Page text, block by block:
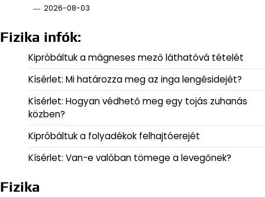
2026-08-03
Fizika infók:
Kipróbáltuk a mágneses mező láthatóvá tételét
Kísérlet: Mi határozza meg az inga lengésidejét?
Kísérlet: Hogyan védhető meg egy tojás zuhanás
közben?
Kipróbáltuk a folyadékok felhajtóerejét
Kísérlet: Van-e valóban tömege a levegőnek?
Fizika